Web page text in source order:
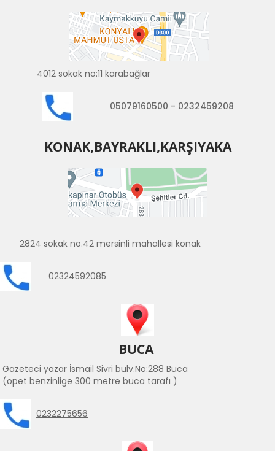
4012 sokak no:11 karabağlar
05079160500 - 0232459208
KONAK,BAYRAKLI,KARŞIYAKA
2824 sokak no.42 mersinli mahallesi konak
02324592085
BUCA
Gazeteci yazar İsmail Sivri bulv.No:288 Buca
(opet benzinlige 300 metre buca tarafı )
0232275656